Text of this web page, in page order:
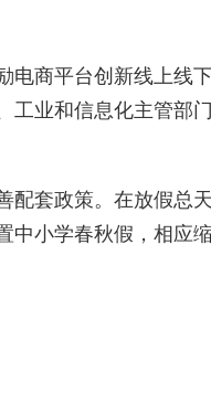
电商平台创新线上
工业和信息化主管部
配套政策。在放假
中小学春秋假，相应